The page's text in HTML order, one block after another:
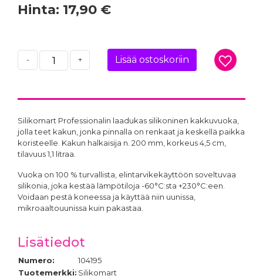
Hinta: 17,90 €
- + Lisää ostoskoriin
Silikomart Professionalin laadukas silikoninen kakkuvuoka,
jolla teet kakun, jonka pinnalla on renkaat ja keskellä paikka
koristeelle. Kakun halkaisija n. 200 mm, korkeus 4,5 cm,
tilavuus 1,1 litraa.
Vuoka on 100 % turvallista, elintarvikekäyttöön soveltuvaa
silikonia, joka kestää lämpötiloja -60°C:sta +230°C:een.
Voidaan pestä koneessa ja käyttää niin uunissa,
mikroaaltouunissa kuin pakastaa.
Lisätiedot
Numero:
104195
Tuotemerkki: Silikomart